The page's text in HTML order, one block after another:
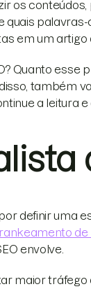
os
em um artigo
Quanto esse
também
a leitura e
definir uma
rankeamento de
envolve.
maior